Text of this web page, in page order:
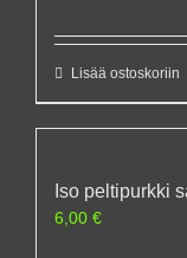
Lisää ostoskoriin
Iso peltipurkki
6,00 €